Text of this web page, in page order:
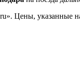
Цены, указанные